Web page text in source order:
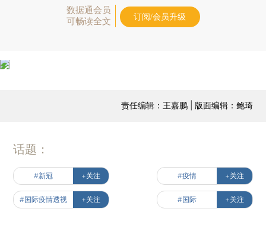
数据通会员
可畅读全文
订阅/会员升级
责任编辑：王嘉鹏 | 版面编辑：鲍琦
话题：
#新冠 +关注 #疫情 +关注
#国际疫情透视 +关注 #国际 +关注